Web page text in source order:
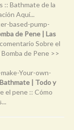
:: Bathmate de la
Aquí...
based-pump-
de Pene | Las
Sobre el
de Pene >>
Your-own-
| Todo y
el pene :: Cómo